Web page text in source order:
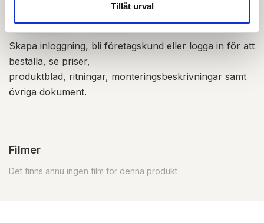
Tillåt urval
Skapa inloggning, bli företagskund eller logga in för att
beställa, se priser,
produktblad, ritningar, monteringsbeskrivningar samt
övriga dokument.
Filmer
Det finns ännu ingen film för denna produkt